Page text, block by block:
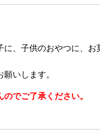
、子供のおやつに、お
いします。
でご了承ください。